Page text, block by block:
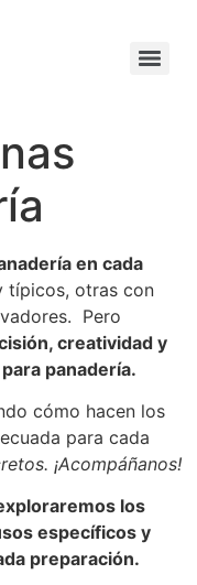
en cada
típicos, otras con
Pero
creatividad y
panadería.
cómo hacen los
para cada
¡Acompáñanos!
los
específicos y
preparación.